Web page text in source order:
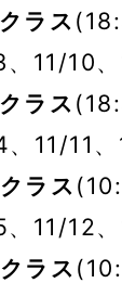
ラス
11/10
ラス
11/11
ラス
11/12
ラス